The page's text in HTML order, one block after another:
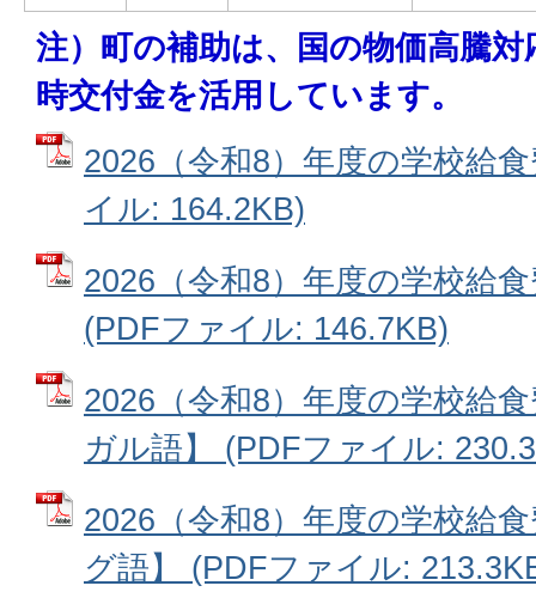
注）町の補助は、国の物価高騰
時交付金を活用しています。
2026（令和8）年度の学校給
イル: 164.2KB)
2026（令和8）年度の学校給
(PDFファイル: 146.7KB)
2026（令和8）年度の学校給
ガル語】 (PDFファイル:
2026（令和8）年度の学校給
グ語】 (PDFファイル: